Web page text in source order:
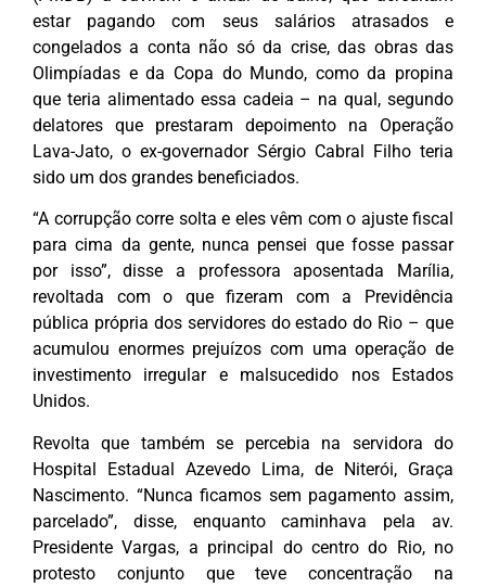
estar pagando com seus salários atrasados e
congelados a conta não só da crise, das obras das
Olimpíadas e da Copa do Mundo, como da propina
que teria alimentado essa cadeia – na qual, segundo
delatores que prestaram depoimento na Operação
Lava-Jato, o ex-governador Sérgio Cabral Filho teria
sido um dos grandes beneficiados.
“A corrupção corre solta e eles vêm com o ajuste fiscal
para cima da gente, nunca pensei que fosse passar
por isso”, disse a professora aposentada Marília,
revoltada com o que fizeram com a Previdência
pública própria dos servidores do estado do Rio – que
acumulou enormes prejuízos com uma operação de
investimento irregular e malsucedido nos Estados
Unidos.
Revolta que também se percebia na servidora do
Hospital Estadual Azevedo Lima, de Niterói, Graça
Nascimento. “Nunca ficamos sem pagamento assim,
parcelado”, disse, enquanto caminhava pela av.
Presidente Vargas, a principal do centro do Rio, no
protesto conjunto que teve concentração na